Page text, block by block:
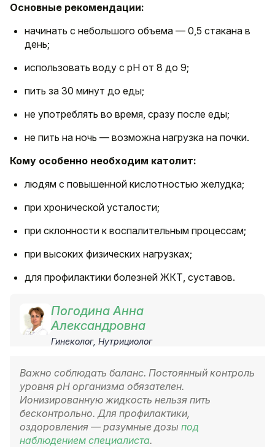
Основные рекомендации:
начинать с небольшого объема — 0,5 стакана в
день;
использовать воду с pH от 8 до 9;
пить за 30 минут до еды;
не употреблять во время, сразу после еды;
не пить на ночь — возможна нагрузка на почки.
Кому особенно необходим католит:
людям с повышенной кислотностью желудка;
при хронической усталости;
при склонности к воспалительным процессам;
при высоких физических нагрузках;
для профилактики болезней ЖКТ, суставов.
Погодина Анна
Александровна
Гинеколог, Нутрициолог
Важно соблюдать баланс. Постоянный контроль
уровня pH организма обязателен.
Ионизированную жидкость нельзя пить
бесконтрольно. Для профилактики,
оздоровления — разумные дозы под
наблюдением специалиста.